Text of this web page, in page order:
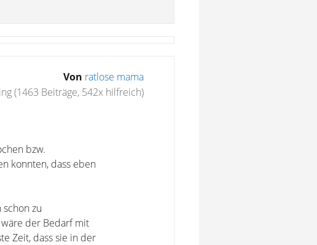
Von ratlose mama
(1463 Beiträge, 542x hilfreich)
bzw.
konnten, dass eben
zu
der Bedarf mit
Zeit, dass sie in der